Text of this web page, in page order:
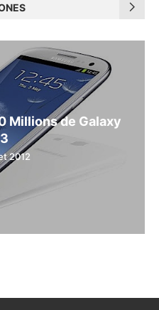
Millions de Galaxy
2012